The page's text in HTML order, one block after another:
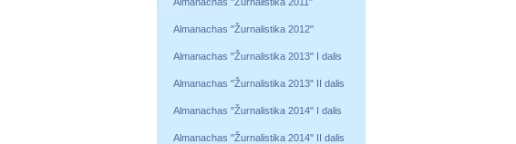
Almanachas "Žurnalistika 2012"
Almanachas "Žurnalistika 2013" I dalis
Almanachas "Žurnalistika 2013" II dalis
Almanachas "Žurnalistika 2014" I dalis
Almanachas "Žurnalistika 2014" II dalis